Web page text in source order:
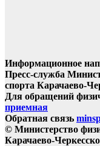
Информационное
Пресс-служба
спорта Карачаево-
Для обращений
приемная
Обратная связь
© Министерство
Карачаево-